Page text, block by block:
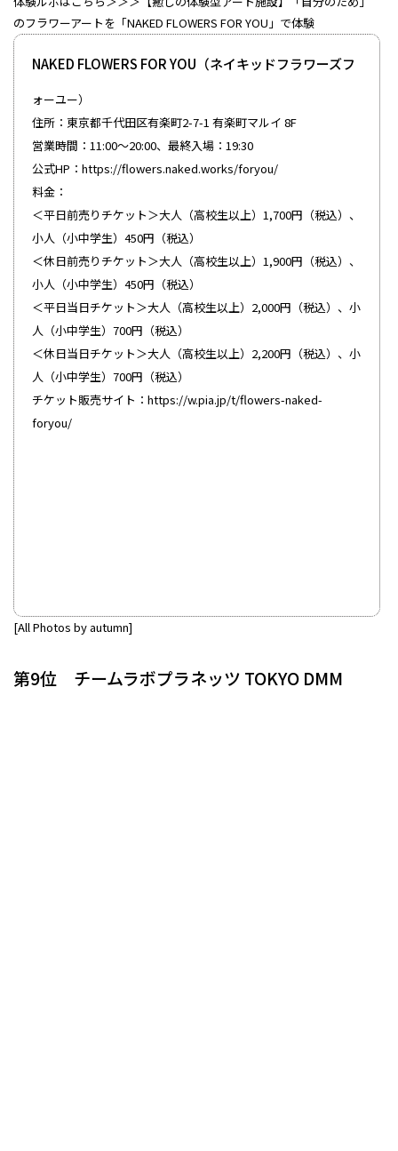
のフラワーアートを「NAKED FLOWERS FOR YOU」で体験
NAKED FLOWERS FOR YOU（ネイキッドフラワーズフ
ォーユー）
住所：東京都千代田区有楽町2-7-1 有楽町マルイ 8F
営業時間：11:00～20:00、最終入場：19:30
公式HP： https://flowers.naked.works/foryou/
料金：
＜平日前売りチケット＞大人（高校生以上）1,700円（税込）、
小人（小中学生）450円（税込）
＜休日前売りチケット＞大人（高校生以上）1,900円（税込）、
小人（小中学生）450円（税込）
＜平日当日チケット＞大人（高校生以上）2,000円（税込）、小
人（小中学生）700円（税込）
＜休日当日チケット＞大人（高校生以上）2,200円（税込）、小
人（小中学生）700円（税込）
チケット販売サイト： https://w.pia.jp/t/flowers-naked-
foryou/
[All Photos by autumn]
第9位 チームラボプラネッツ TOKYO DMM